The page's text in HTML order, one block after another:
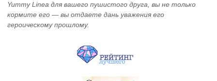
Yummy Linea для вашего пушистого друга, вы не только
кормите его — вы отдаете дань уважения его
героическому прошлому.